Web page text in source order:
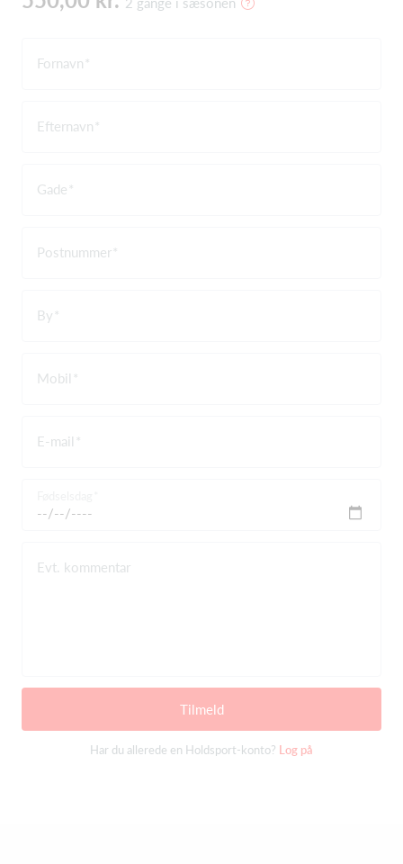
Fornavn
Efternavn
Gade
Postnummer
By
Mobil
E-mail
Evt. kommentar
Tilmeld
Har du allerede en Holdsport-konto? Log på